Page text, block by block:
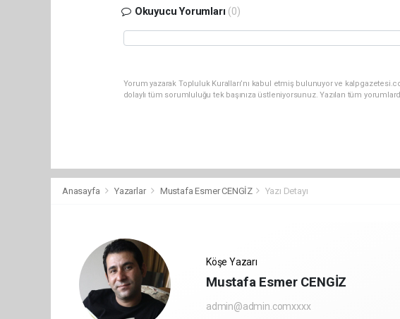
Okuyucu Yorumları (0)
Yorum yazarak Topluluk Kuralları’nı kabul etmiş bulunuyor ve
dolaylı tüm sorumluluğu tek başınıza üstleniyorsunuz. Yazılan tüm
Anasayfa Yazarlar Mustafa Esmer CENGİZ Yazı Detayı
Köşe Yazarı
Mustafa Esmer CENGİZ
admin@admin.comxxxx